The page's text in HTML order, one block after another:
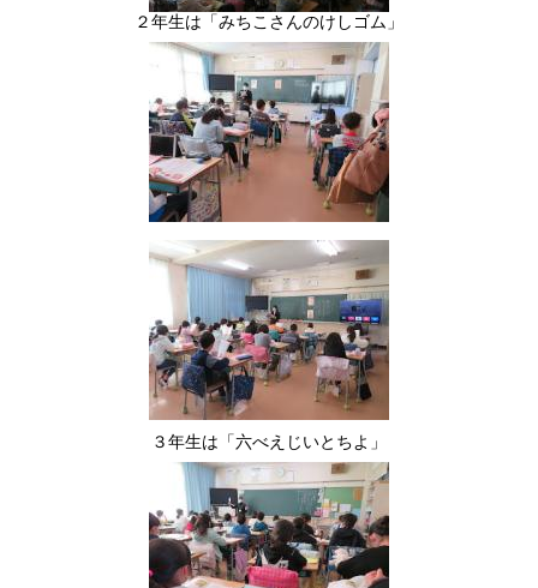
２年生は「みちこさんのけしゴム」
３年生は「六べえじいとちよ」